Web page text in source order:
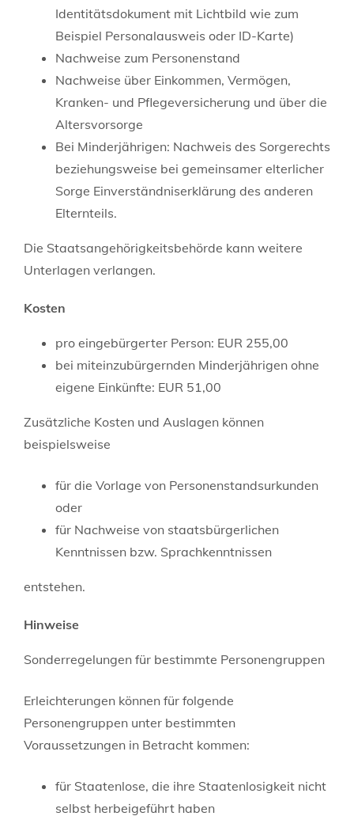
Identitätsdokument mit Lichtbild wie zum
Beispiel Personalausweis oder ID-Karte)
Nachweise zum Personenstand
Nachweise über Einkommen, Vermögen,
Kranken- und Pflegeversicherung und über die
Altersvorsorge
Bei Minderjährigen: Nachweis des Sorgerechts
beziehungsweise bei gemeinsamer elterlicher
Sorge Einverständniserklärung des anderen
Elternteils.
Die Staatsangehörigkeitsbehörde kann weitere
Unterlagen verlangen.
Kosten
pro eingebürgerter Person: EUR 255,00
bei miteinzubürgernden Minderjährigen ohne
eigene Einkünfte: EUR 51,00
Zusätzliche Kosten und Auslagen können
beispielsweise
für die Vorlage von Personenstandsurkunden
oder
für Nachweise von staatsbürgerlichen
Kenntnissen bzw. Sprachkenntnissen
entstehen.
Hinweise
Sonderregelungen für bestimmte Personengruppen
Erleichterungen können für folgende
Personengruppen unter bestimmten
Voraussetzungen in Betracht kommen:
für Staatenlose, die ihre Staatenlosigkeit nicht
selbst herbeigeführt haben